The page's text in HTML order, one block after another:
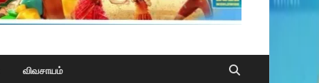
விவசாயம்